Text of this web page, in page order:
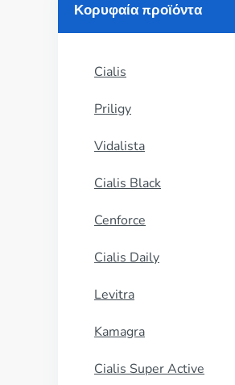
Κορυφαία προϊόντα
Cialis
Priligy
Vidalista
Cialis Black
Cenforce
Cialis Daily
Levitra
Kamagra
Cialis Super Active